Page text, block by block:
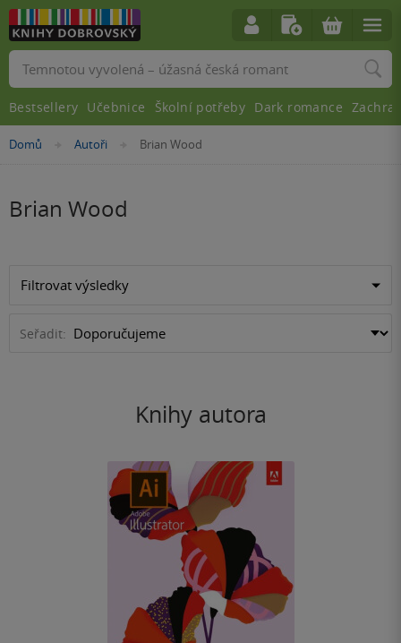
Nacházíte
Domů »Autoři »
Brian Wood
Brian Wood
Filtrovat výsledky
Seřadit:
Knihy autora
Vyhledávání
Bestsellery Učebnice Školní potřeby Dark romance